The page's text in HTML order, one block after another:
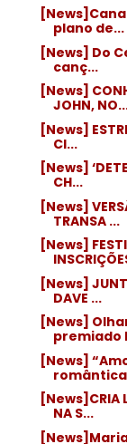
plano de...
[News] Do
canç...
[News]
JOHN,
[News]
CI...
[News]
CH...
[News]
TRANSA ...
[News]
[News]
DAVE ...
[News]
premiado
[News]
romântica
[News]CRIA
NA S...